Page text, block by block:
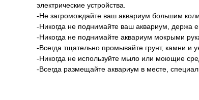
электрические устройства.
-Не загромождайте ваш аквариум большим
-Никогда не поднимайте ваш аквариум, держа
-Никогда не поднимайте аквариум мокрыми
-Всегда тщательно промывайте грунт, камни
-Никогда не используйте мыло или моющие
-Всегда размещайте аквариум в месте,